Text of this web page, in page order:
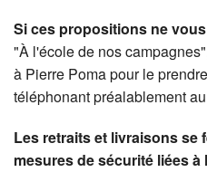
Si ces propositions ne
"À l'école de nos
à Pierre Poma pour le
téléphonant préalablement
Les retraits et livraisons se
mesures de sécurité liées